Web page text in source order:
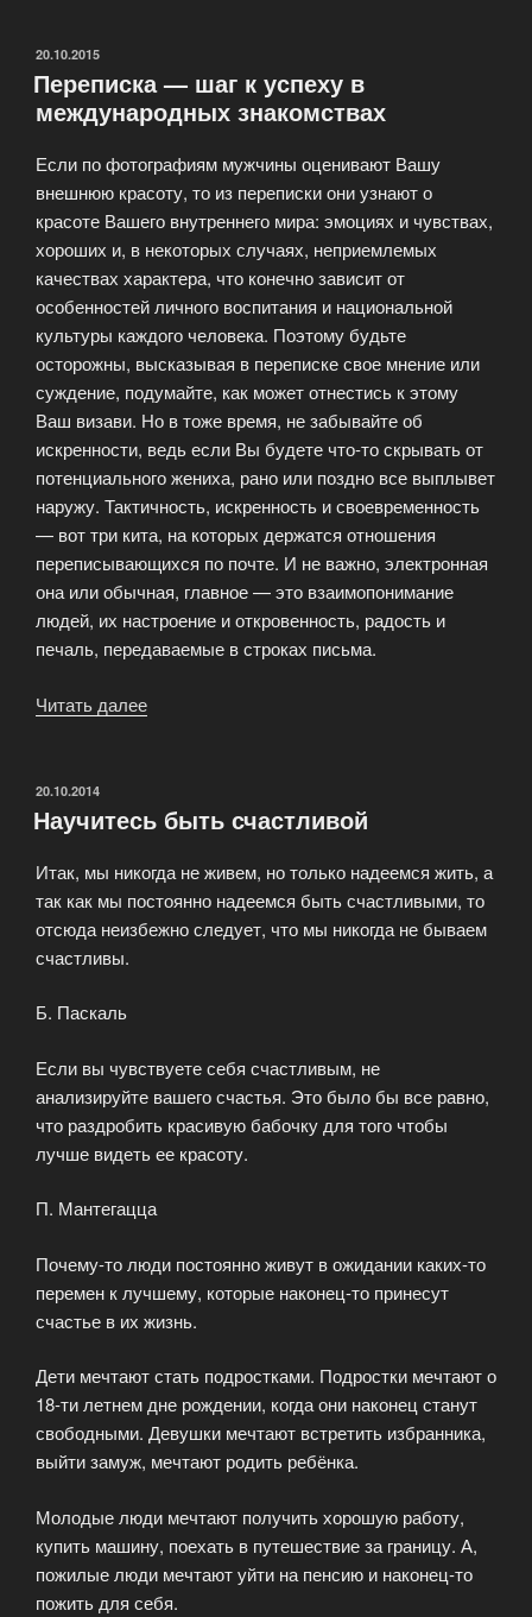
первая
встреча»
ОПУБЛИКОВАНО
20.10.2015
Переписка — шаг к успеху в
международных знакомствах
Если по фотографиям мужчины оценивают Вашу
внешнюю красоту, то из переписки они узнают о
красоте Вашего внутреннего мира: эмоциях и чувствах,
хороших и, в некоторых случаях, неприемлемых
качествах характера, что конечно зависит от
особенностей личного воспитания и национальной
культуры каждого человека. Поэтому будьте
осторожны, высказывая в переписке свое мнение или
суждение, подумайте, как может отнестись к этому
Ваш визави. Но в тоже время, не забывайте об
искренности, ведь если Вы будете что-то скрывать от
потенциального жениха, рано или поздно все выплывет
наружу. Тактичность, искренность и своевременность
— вот три кита, на которых держатся отношения
переписывающихся по почте. И не важно, электронная
она или обычная, главное — это взаимопонимание
людей, их настроение и откровенность, радость и
печаль, передаваемые в строках письма.
Читать далее
успеху
международных
знакомствах»
ОПУБЛИКОВАНО
20.10.2014
Научитесь быть счастливой
Итак, мы никогда не живем, но только надеемся жить, а
так как мы постоянно надеемся быть счастливыми, то
отсюда неизбежно следует, что мы никогда не бываем
счастливы.
Б. Паскаль
Если вы чувствуете себя счастливым, не
анализируйте вашего счастья. Это было бы все равно,
что раздробить красивую бабочку для того чтобы
лучше видеть ее красоту.
П. Мантегацца
Почему-то люди постоянно живут в ожидании каких-то
перемен к лучшему, которые наконец-то принесут
счастье в их жизнь.
Дети мечтают стать подростками. Подростки мечтают о
18-ти летнем дне рождении, когда они наконец станут
свободными. Девушки мечтают встретить избранника,
выйти замуж, мечтают родить ребёнка.
Молодые люди мечтают получить хорошую работу,
купить машину, поехать в путешествие за границу. А,
пожилые люди мечтают уйти на пенсию и наконец-то
пожить для себя.